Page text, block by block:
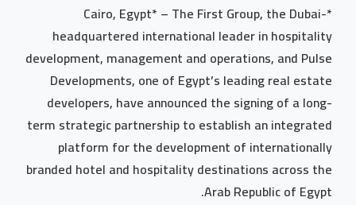
*Cairo, Egypt* – The First Group, the Dubai-
headquartered international leader in hospitality
development, management and operations, and Pulse
Developments, one of Egypt’s leading real estate
developers, have announced the signing of a long-
term strategic partnership to establish an integrated
platform for the development of internationally
branded hotel and hospitality destinations across the
Arab Republic of Egypt.